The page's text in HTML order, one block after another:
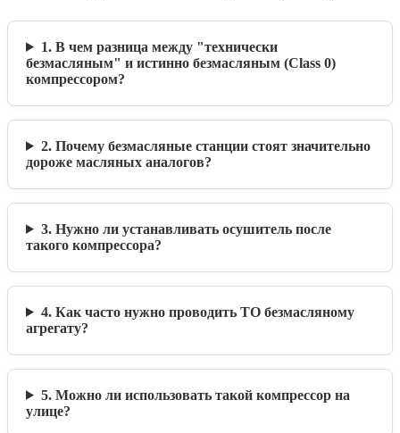
1. В чем разница между "технически
безмасляным" и истинно безмасляным (Class 0)
компрессором?
2. Почему безмасляные станции стоят значительно
дороже масляных аналогов?
3. Нужно ли устанавливать осушитель после
такого компрессора?
4. Как часто нужно проводить ТО безмасляному
агрегату?
5. Можно ли использовать такой компрессор на
улице?